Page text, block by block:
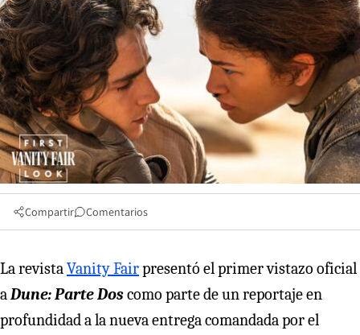
Compartir Comentarios
La revistaVanity Fairpresentó el primer vistazo oficial
aDune: Parte Doscomo parte de un reportaje en
profundidad a la nueva entrega comandada por el